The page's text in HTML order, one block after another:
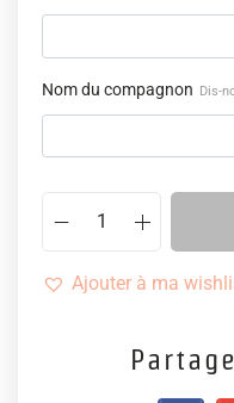
Nom du compagnon Dis-
Ajouter à ma